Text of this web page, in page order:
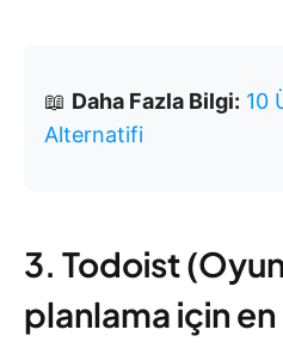
📖 Daha Fazla Bilgi: 10
Alternatifi
3. Todoist
planlama için en